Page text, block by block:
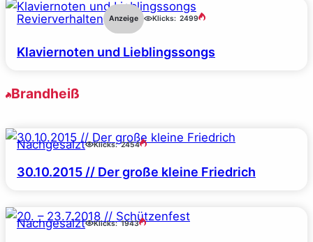
Revierverhalten Anzeige Klicks: 2499
Klaviernoten und Lieblingssongs
Brandheiß
Nachgesalzt Klicks: 2454
30.10.2015 // Der große kleine Friedrich
Nachgesalzt Klicks: 1943